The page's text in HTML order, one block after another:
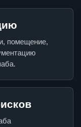
помещение,